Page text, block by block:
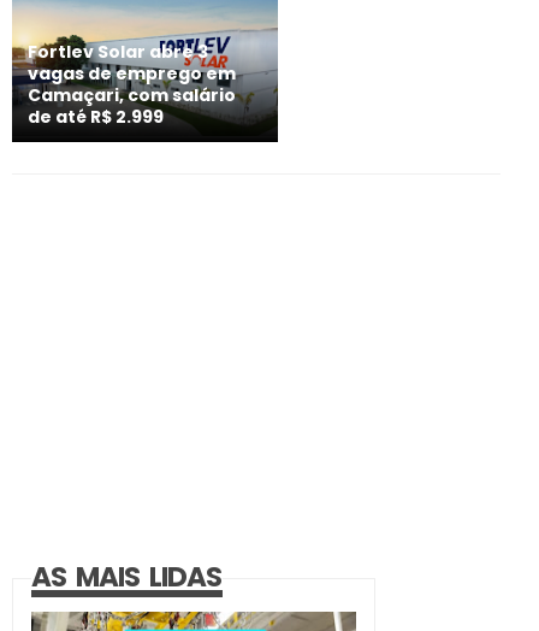
Fortlev Solar abre 3
vagas de emprego em
Camaçari, com salário
de até R$ 2.999
AS MAIS LIDAS